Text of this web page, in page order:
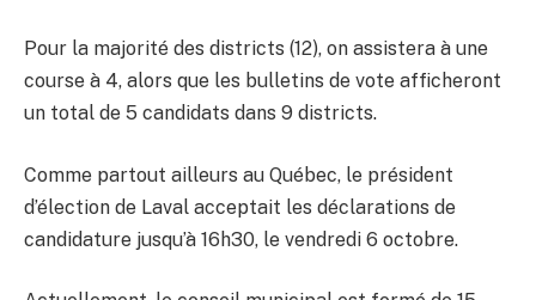
Pour la majorité des districts (12), on assistera à une
course à 4, alors que les bulletins de vote afficheront
un total de 5 candidats dans 9 districts.
Comme partout ailleurs au Québec, le président
d’élection de Laval acceptait les déclarations de
candidature jusqu’à 16h30, le vendredi 6 octobre.